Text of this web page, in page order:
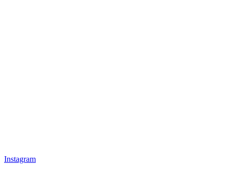
Instagram